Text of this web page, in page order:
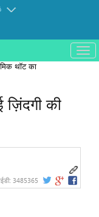
ب
ا
थॉट का
की
3485365